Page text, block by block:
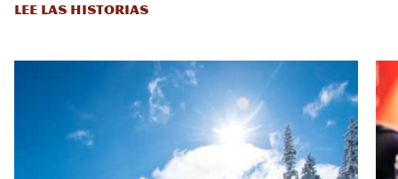
LEE LAS HISTORIAS